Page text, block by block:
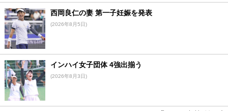
西岡良仁の妻 第一子妊娠を発表
(2026年8月5日)
インハイ女子団体 4強出揃う
(2026年8月3日)